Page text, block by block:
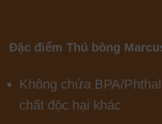
Đặc điểm Thú bông
Không chứa BPA/
chất độc hại khác